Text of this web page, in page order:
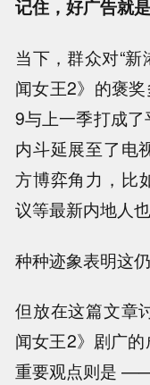
记住，好广告就
当下，群众对“新
闻女王2》的褒
9与上一季打成
内斗延展至了电
方博弈角力，比
议等最新内地人
种种迹象表明这仍
但放在这篇文章
闻女王2》剧广
重要观点则是 ——